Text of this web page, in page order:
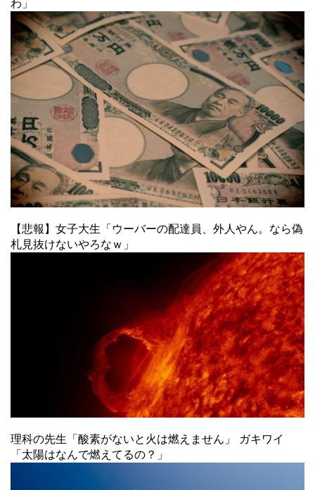
【悲報】女子大生「ウーバーの配達員、外人やん。なら偽
札見抜けないやろなｗ」
理科の先生「酸素がないと火は燃えません」 ガキワイ
「太陽はなんで燃えてるの？」